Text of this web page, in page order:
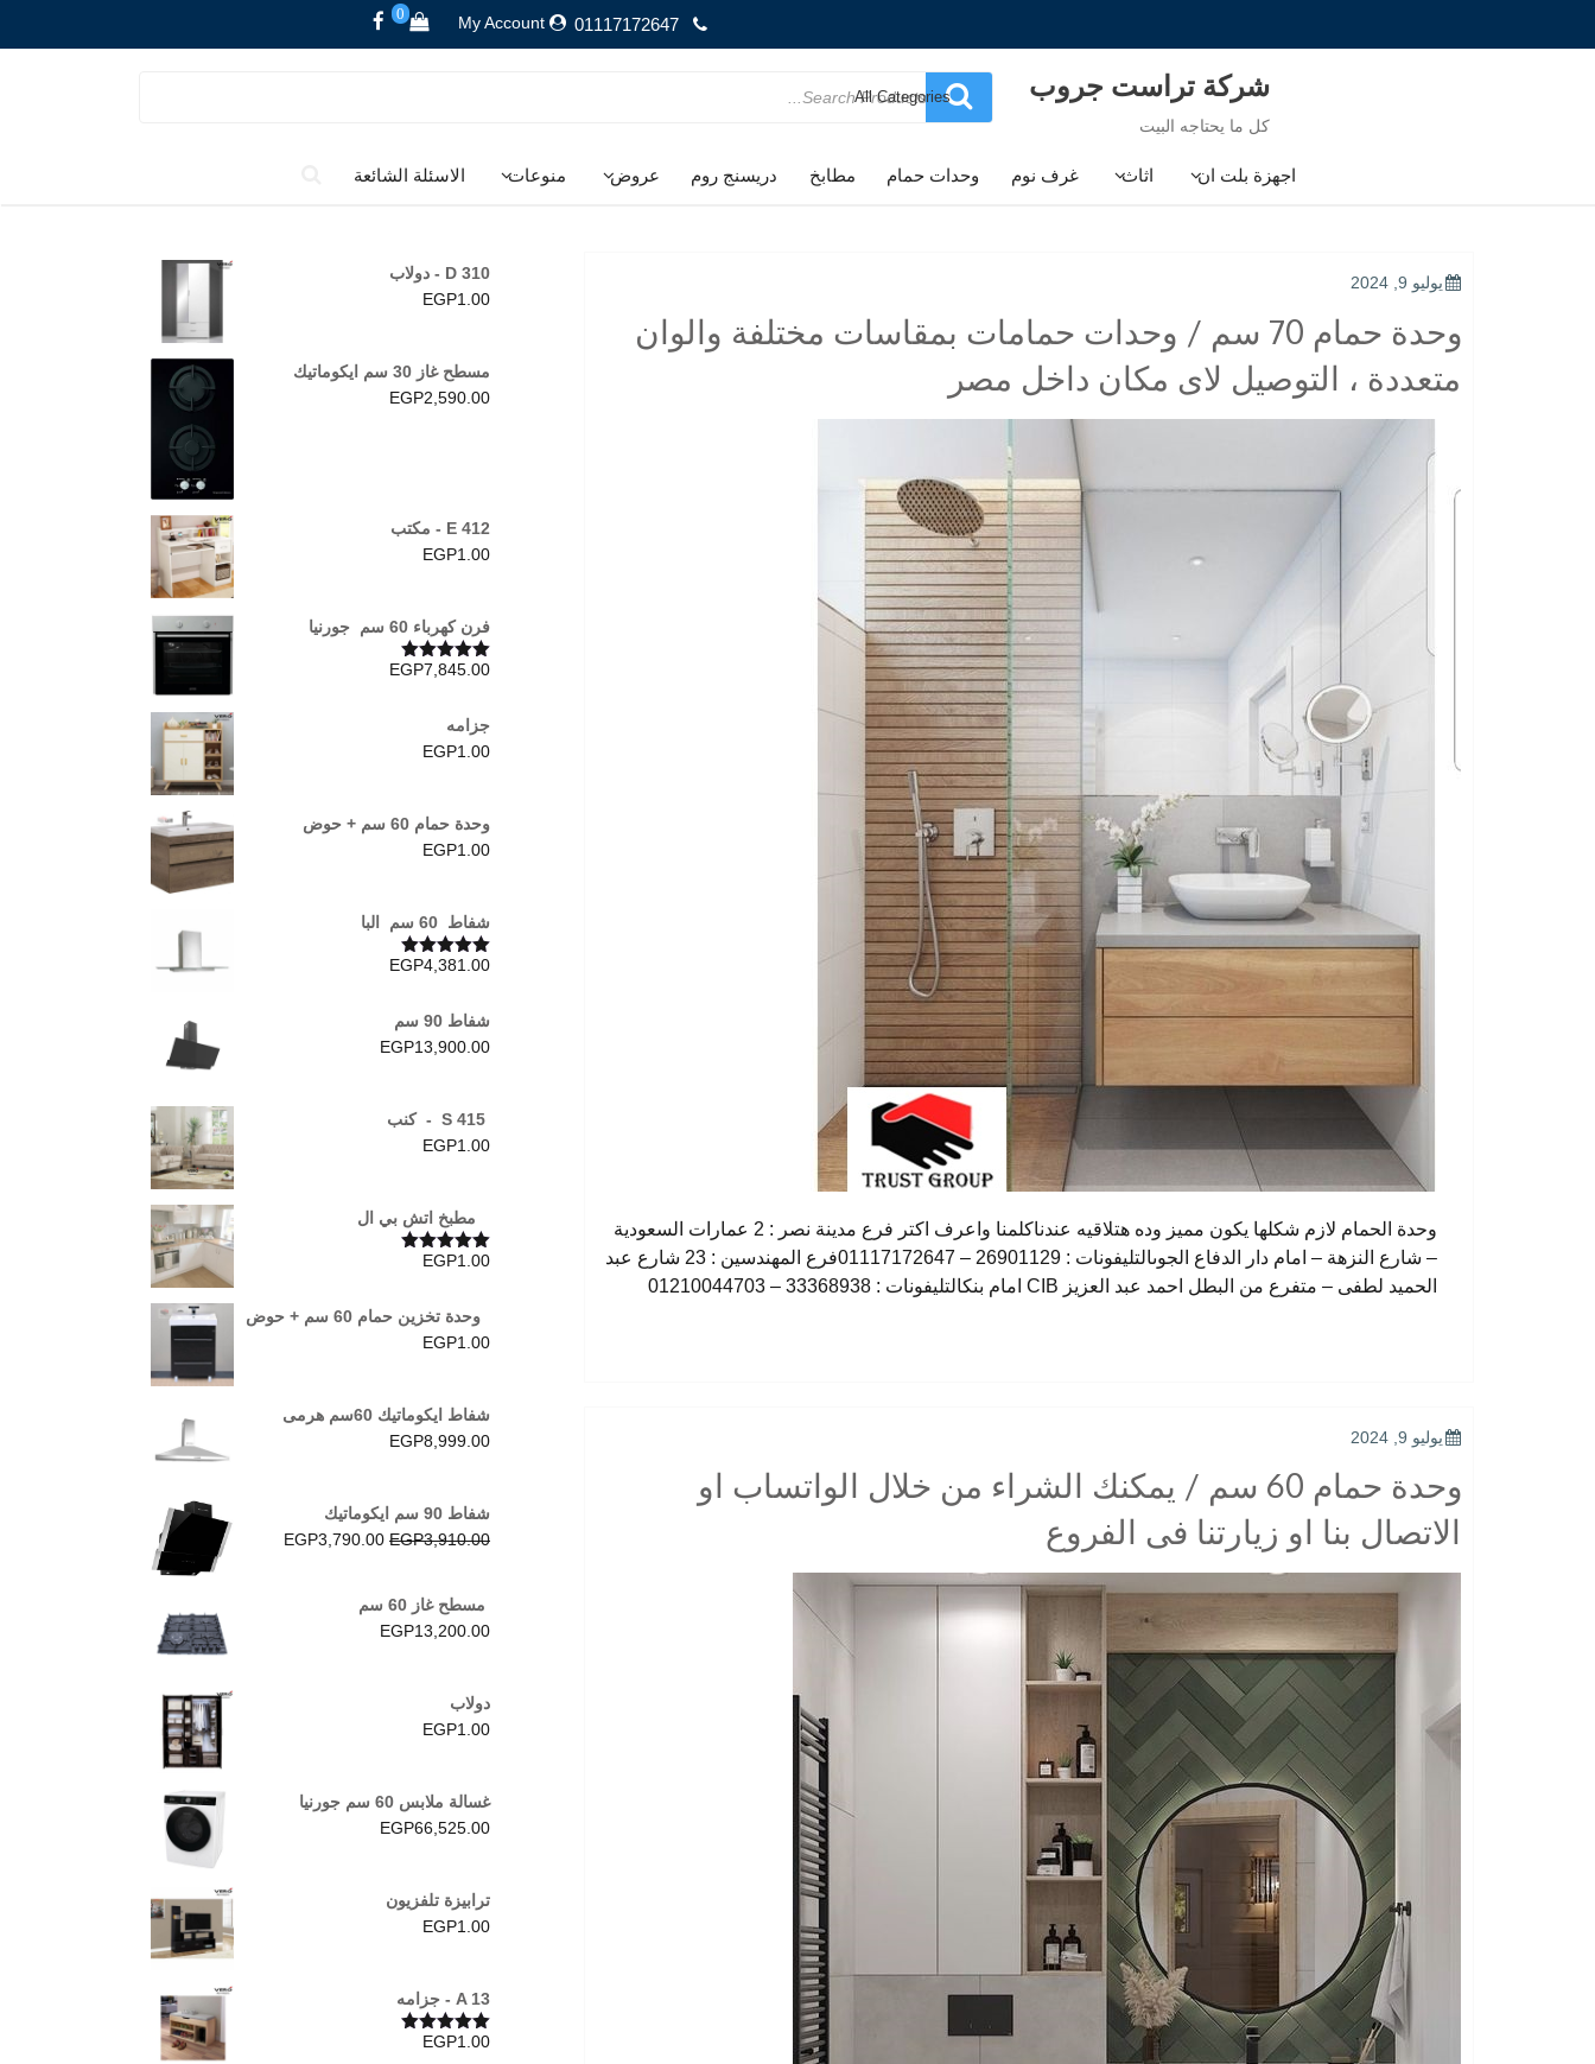
01117172647
My Account
0
شركة تراست جروب
كل ما يحتاجه البيت
Search
for
اجهزة بلت ان اثاث غرف نوم وحدات حمام مطابخ دريسنج روم عروض منوعات الاسئلة الشائعة
POSTED
يوليو 9, 2024
وحدة حمام 70 سم / وحدات حمامات بمقاسات مختلفة والوان
متعددة ، التوصيل لاى مكان داخل مصر
وحدة الحمام لازم شكلها يكون مميز وده هتلاقيه عندناكلمنا واعرف اكتر فرع مدينة نصر : 2 عمارات السعودية
– شارع النزهة – امام دار الدفاع الجوىالتليفونات : 26901129 – 01117172647فرع المهندسين : 23 شارع عبد
الحميد لطفى – متفرع من البطل احمد عبد العزيز CIB امام بنكالتليفونات : 33368938 – 01210044703
POSTED
يوليو 9, 2024
وحدة حمام 60 سم / يمكنك الشراء من خلال الواتساب او
الاتصال بنا او زيارتنا فى الفروع
D 310 - دولاب
EGP1.00
مسطح غاز 30 سم ايكوماتيك
EGP2,590.00
E 412 - مكتب
EGP1.00
فرن كهرباء 60 سم جورنيا
تم التقييمEGP7,845.00
جزامه
EGP1.00
وحدة حمام 60 سم + حوض
EGP1.00
شفاط 60 سم البا
تم التقييمEGP4,381.00
شفاط 90 سم
EGP13,900.00
EGP1.00
مطبخ اتش بي ال
تم التقييم
EGP1.00
وحدة تخزين حمام 60 سم + حوض
EGP1.00
شفاط ايكوماتيك 60سم هرمى
EGP8,999.00
شفاط 90 سم ايكوماتيك
EGP3,910.00
السعر
EGP3,910.00.
EGP3,790.00
EGP3,790.00.
مسطح غاز 60 سم
EGP13,200.00
دولاب
EGP1.00
غسالة ملابس 60 سم جورنيا
EGP66,525.00
ترابيزة تلفزيون
EGP1.00
A 13 - جزامه
تم التقييم
EGP1.00